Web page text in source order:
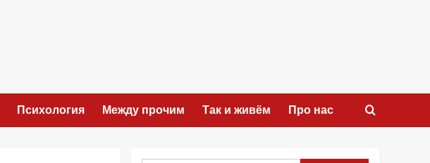
Психология Между прочим Так и живём Про нас